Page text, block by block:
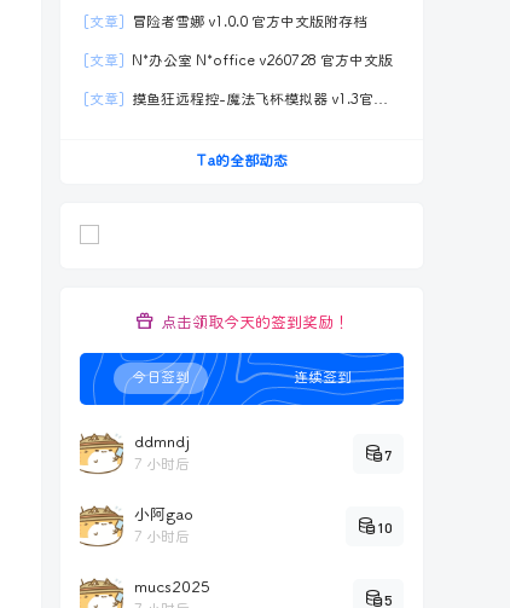
[文章] 冒险者雪娜 v1.0.0 官方中文版附存档
[文章] N*办公室 N*office v260728 官方中文版
[文章]
摸鱼狂远程控-魔法飞杯模拟器 v1.3官方
Ta的全部动态
点击领取今天的签到奖励！
今日签到 连续签到
ddmndj
7 小时后
7
小阿gao
7 小时后
10
mucs2025
5